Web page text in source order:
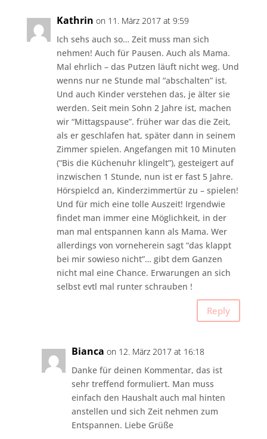
Kathrin on 11. März 2017 at 9:59
Ich sehs auch so… Zeit muss man sich
nehmen! Auch für Pausen. Auch als Mama.
Mal ehrlich – das Putzen läuft nicht weg. Und
wenns nur ne Stunde mal “abschalten” ist.
Und auch Kinder verstehen das, je älter sie
werden. Seit mein Sohn 2 Jahre ist, machen
wir “Mittagspause”. früher war das die Zeit,
als er geschlafen hat, später dann in seinem
Zimmer spielen. Angefangen mit 10 Minuten
(“Bis die Küchenuhr klingelt”), gesteigert auf
inzwischen 1 Stunde, nun ist er fast 5 Jahre.
Hörspielcd an, Kinderzimmertür zu – spielen!
Und für mich eine tolle Auszeit! Irgendwie
findet man immer eine Möglichkeit, in der
man mal entspannen kann als Mama. Wer
allerdings von vorneherein sagt “das klappt
bei mir sowieso nicht”… gibt dem Ganzen
nicht mal eine Chance. Erwarungen an sich
selbst evtl mal runter schrauben !
Reply
Bianca on 12. März 2017 at 16:18
Danke für deinen Kommentar, das ist
sehr treffend formuliert. Man muss
einfach den Haushalt auch mal hinten
anstellen und sich Zeit nehmen zum
Entspannen. Liebe Grüße